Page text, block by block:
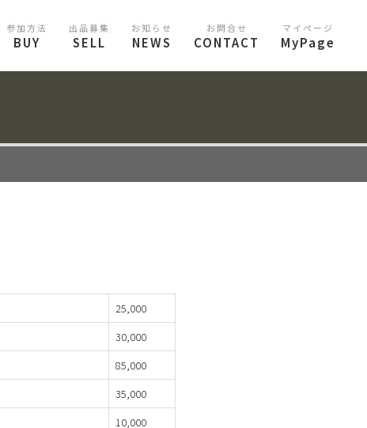
参加方法
BUY
出品募集
SELL
お知らせ
NEWS
お問合せ
CONTACT
マイページ
MyPage
25,000
30,000
85,000
35,000
10,000